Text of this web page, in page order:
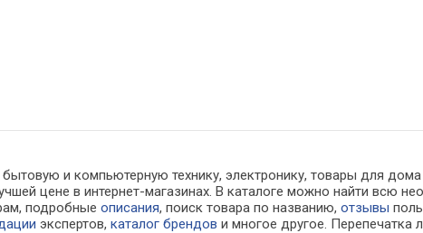
бытовую и компьютерную технику, электронику, товары для
цене в интернет-магазинах. В каталоге можно найти
подробныеописания, поиск товара по названию,отзывы
экспертов,каталог брендов и многое другое. Перепечатка